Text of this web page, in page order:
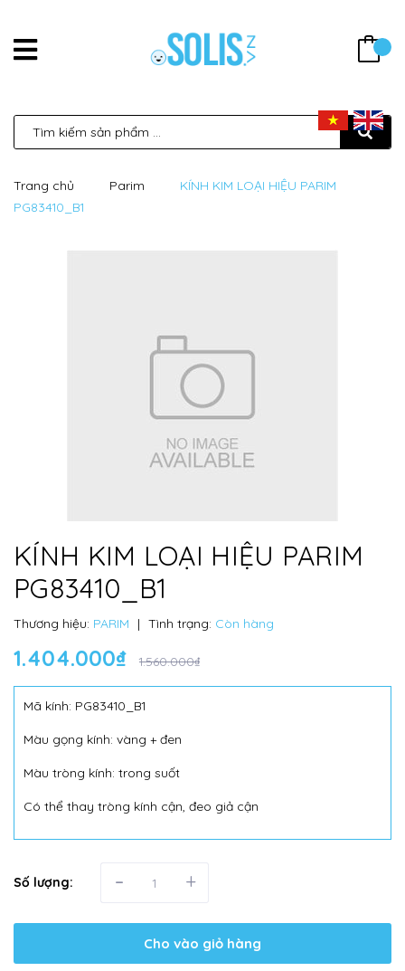
Trang chủ Parim
KÍNH KIM LOẠI HIỆU PARIM
PG83410_B1
KÍNH KIM LOẠI HIỆU PARIM
PG83410_B1
Thương hiệu: PARIM | Tình trạng: Còn hàng
1.404.000₫ 1.560.000₫
Mã kính: PG83410_B1
Màu gọng kính: vàng + đen
Màu tròng kính: trong suốt
Có thể thay tròng kính cận, đeo giả cận
Số lượng: - +
Cho vào giỏ hàng